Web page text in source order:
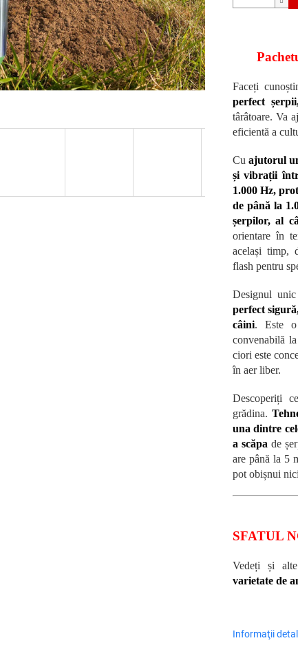
Faceți
perfect
târâtoare. Va
eficientă a
Cu ajutorul
și vibrații
1.000 Hz,
de până la
șerpilor, al
orientare în
același timp,
flash pentru
Designul
perfect
câini. Este o
convenabilă
ciori este
în aer liber.
Descoperiți
grădina.
una dintre
a scăpade
are până la 5
pot obișnui
SFATUL
Vedeți și
varietate de
Informaţii